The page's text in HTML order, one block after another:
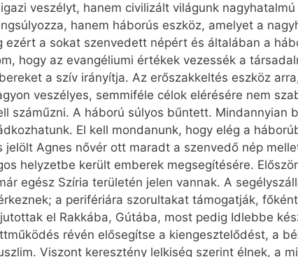
veszélyt, hanem civilizált világunk
hanem háborús eszköz, amelyet a
a sokat szenvedett népért és általában a
hogy az evangéliumi értékek vezessék a
a szív irányítja. Az erőszakkeltés eszköz
veszélyes, semmiféle célok elérésére nem
száműzni. A háború súlyos bűntett. Mind­annyian
El kell mondanunk, hogy elég a
Agnes nővér ott maradt a szenvedő nép
helyzetbe került emberek megsegítésére.
egész Szíria területén jelen vannak. A
a perifériára szorultakat támogatják,
el Rakkába, Gútába, most pedig Idlebbe
révén elősegítse a kiengesztelődést, a
Viszont keresztény lelkiség szerint élnek, a